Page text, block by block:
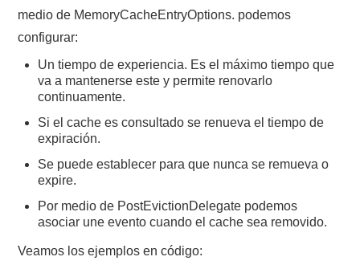
medio de MemoryCacheEntryOptions. podemos
configurar:
Un tiempo de experiencia. Es el máximo tiempo que
va a mantenerse este y permite renovarlo
continuamente.
Si el cache es consultado se renueva el tiempo de
expiración.
Se puede establecer para que nunca se remueva o
expire.
Por medio de PostEvictionDelegate podemos
asociar une evento cuando el cache sea removido.
Veamos los ejemplos en código: